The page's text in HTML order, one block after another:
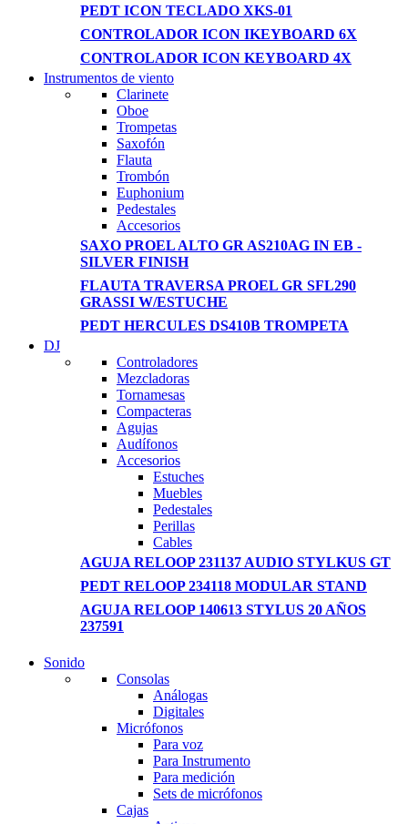
PEDT ICON TECLADO XKS-01
CONTROLADOR ICON IKEYBOARD 6X
CONTROLADOR ICON KEYBOARD 4X
Instrumentos de viento
Clarinete
Oboe
Trompetas
Saxofón
Flauta
Trombón
Euphonium
Pedestales
Accesorios
SAXO PROEL ALTO GR AS210AG IN EB -
SILVER FINISH
FLAUTA TRAVERSA PROEL GR SFL290
GRASSI W/ESTUCHE
PEDT HERCULES DS410B TROMPETA
DJ
Controladores
Mezcladoras
Tornamesas
Compacteras
Agujas
Audífonos
Accesorios
Estuches
Muebles
Pedestales
Perillas
Cables
AGUJA RELOOP 231137 AUDIO STYLKUS GT
PEDT RELOOP 234118 MODULAR STAND
AGUJA RELOOP 140613 STYLUS 20 AÑOS
237591
Sonido
Consolas
Análogas
Digitales
Micrófonos
Para voz
Para Instrumento
Para medición
Sets de micrófonos
Cajas